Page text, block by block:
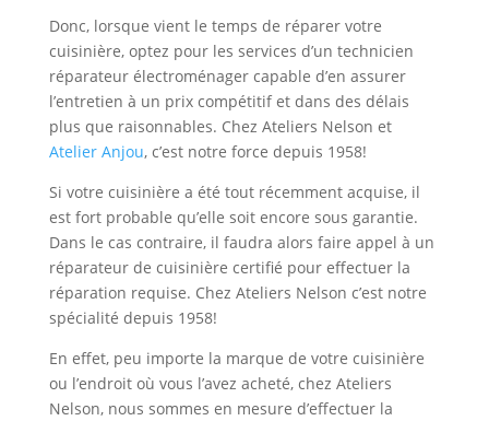
Donc, lorsque vient le temps de réparer votre
cuisinière, optez pour les services d’un technicien
réparateur électroménager capable d’en assurer
l’entretien à un prix compétitif et dans des délais
plus que raisonnables. Chez Ateliers Nelson et
Atelier Anjou, c’est notre force depuis 1958!
Si votre cuisinière a été tout récemment acquise, il
est fort probable qu’elle soit encore sous garantie.
Dans le cas contraire, il faudra alors faire appel à un
réparateur de cuisinière certifié pour effectuer la
réparation requise. Chez Ateliers Nelson c’est notre
spécialité depuis 1958!
En effet, peu importe la marque de votre cuisinière
ou l’endroit où vous l’avez acheté, chez Ateliers
Nelson, nous sommes en mesure d’effectuer la